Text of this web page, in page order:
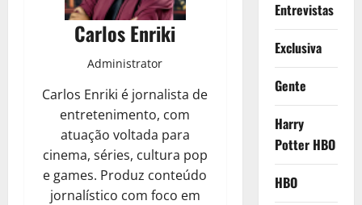
Carlos Enriki
Administrator
Carlos Enriki é jornalista de
entretenimento, com
atuação voltada para
cinema, séries, cultura pop
e games. Produz conteúdo
jornalístico com foco em
Entrevistas
Exclusiva
Gente
Harry
Potter HBO
HBO